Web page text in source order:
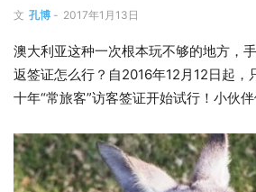
文 孔博 - 2017年1月13日
澳大利亚这种一次根本玩不够的地方，
返签证怎么行？自2016年12月12日起，
十年“常旅客”访客签证开始试行！小伙